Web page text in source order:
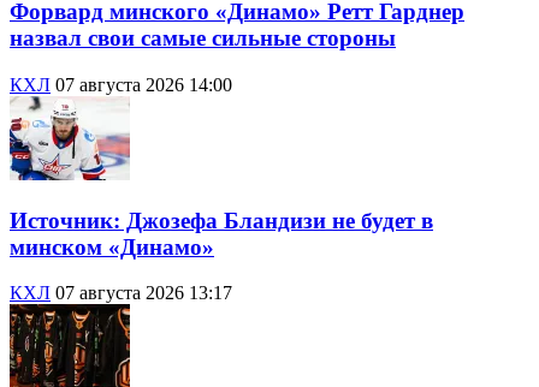
Форвард минского «Динамо» Ретт Гарднер
назвал свои самые сильные стороны
КХЛ 07 августа 2026 14:00
Источник: Джозефа Бландизи не будет в
минском «Динамо»
КХЛ 07 августа 2026 13:17